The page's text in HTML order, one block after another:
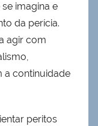
imagina e
da perícia.
agir com
a continuidade
peritos